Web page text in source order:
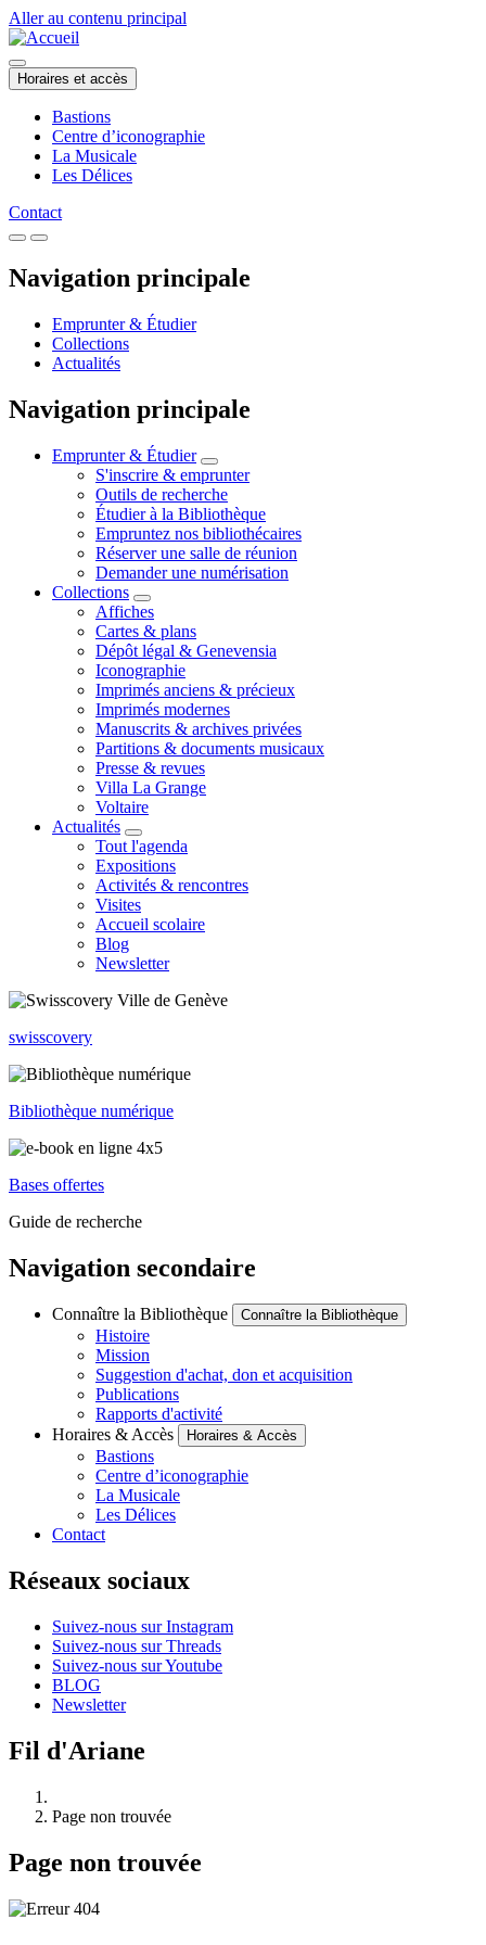
Aller au contenu principal
Horaires et accès
Bastions
Centre d’iconographie
La Musicale
Les Délices
Contact
Navigation principale
Emprunter & Étudier
Collections
Actualités
Navigation principale
Emprunter & Étudier
S'inscrire & emprunter
Outils de recherche
Étudier à la Bibliothèque
Empruntez nos bibliothécaires
Réserver une salle de réunion
Demander une numérisation
Collections
Affiches
Cartes & plans
Dépôt légal & Genevensia
Iconographie
Imprimés anciens & précieux
Imprimés modernes
Manuscrits & archives privées
Partitions & documents musicaux
Presse & revues
Villa La Grange
Voltaire
Actualités
Tout l'agenda
Expositions
Activités & rencontres
Visites
Accueil scolaire
Blog
Newsletter
swisscovery
Bibliothèque numérique
Bases offertes
Guide de recherche
Navigation secondaire
Connaître la Bibliothèque Connaître la Bibliothèque
Histoire
Mission
Suggestion d'achat, don et acquisition
Publications
Rapports d'activité
Horaires & Accès
Horaires & Accès
Bastions
Centre d’iconographie
La Musicale
Les Délices
Contact
Réseaux sociaux
Suivez-nous sur Instagram
Suivez-nous sur Threads
Suivez-nous sur Youtube
BLOG
Newsletter
Fil d'Ariane
Page non trouvée
Page non trouvée